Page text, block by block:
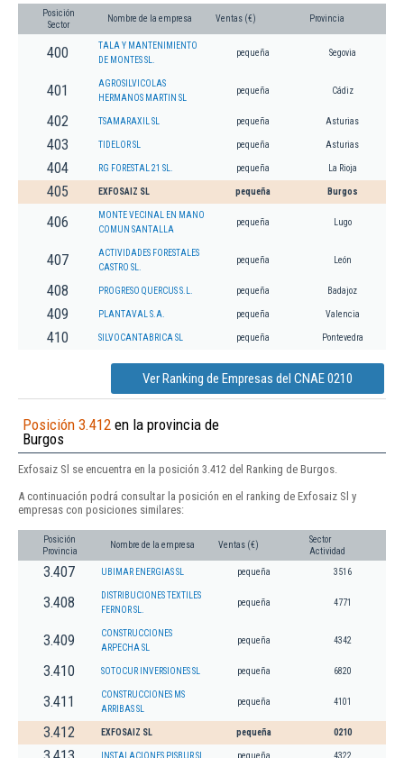
Posición
Sector
Nombre de la empresa Ventas (€) Provincia
400
TALA Y MANTENIMIENTO
DE MONTES SL.
pequeña Segovia
401
AGROSILVICOLAS
HERMANOS MARTIN SL
pequeña Cádiz
402 TSAMARAXIL SL pequeña Asturias
403 TIDELOR SL pequeña Asturias
404 RG FORESTAL 21 SL. pequeña La Rioja
405 EXFOSAIZ SL pequeña Burgos
406
MONTE VECINAL EN MANO
COMUN SANTALLA
pequeña Lugo
407
ACTIVIDADES FORESTALES
CASTRO SL.
pequeña León
408 PROGRESO QUERCUS S.L. pequeña Badajoz
409 PLANTAVAL S.A. pequeña Valencia
410 SILVOCANTABRICA SL pequeña Pontevedra
Ver Ranking de Empresas del CNAE 0210
Posición 3.412 en la provincia de
Burgos
Exfosaiz Sl se encuentra en la posición 3.412 del Ranking de Burgos.
A continuación podrá consultar la posición en el ranking de Exfosaiz Sl y
empresas con posiciones similares:
Posición
Provincia
Nombre de la empresa Ventas (€)
Sector
Actividad
3.407 UBIMAR ENERGIAS SL pequeña 3516
3.408
DISTRIBUCIONES TEXTILES
FERNOR SL.
pequeña 4771
3.409
CONSTRUCCIONES
ARPECHA SL
pequeña 4342
3.410 SOTOCUR INVERSIONES SL pequeña 6820
3.411
CONSTRUCCIONES MS
ARRIBAS SL
pequeña 4101
3.412 EXFOSAIZ SL pequeña 0210